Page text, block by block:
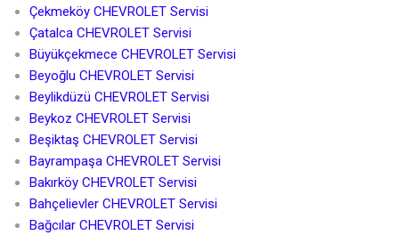
Çekmeköy CHEVROLET Servisi
Çatalca CHEVROLET Servisi
Büyükçekmece CHEVROLET Servisi
Beyoğlu CHEVROLET Servisi
Beylikdüzü CHEVROLET Servisi
Beykoz CHEVROLET Servisi
Beşiktaş CHEVROLET Servisi
Bayrampaşa CHEVROLET Servisi
Bakırköy CHEVROLET Servisi
Bahçelievler CHEVROLET Servisi
Bağcılar CHEVROLET Servisi